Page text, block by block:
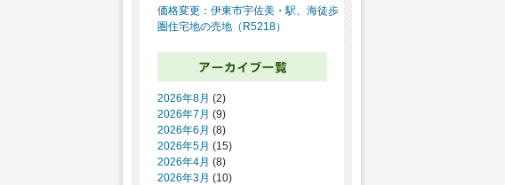
価格変更：伊東市宇佐美・駅、海徒歩
圏住宅地の売地（R5218）
2026年8月 (2)
2026年7月 (9)
2026年6月 (8)
2026年5月 (15)
2026年4月 (8)
2026年3月 (10)